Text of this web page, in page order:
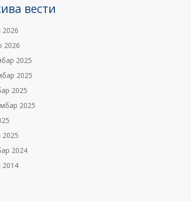
вести
2026
2026
2025
2025
2025
2025
2025
2024
2014